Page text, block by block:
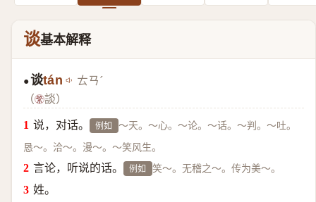
谈基本解释
●谈tán ㄊㄢˊ
（
談）
说，对话。
例如 ～天。～心。～论。～话。～判。～吐。
恳～。洽～。漫～。～笑风生。
言论，听说的话。 例如 笑～。无稽之～。传为美～。
姓。